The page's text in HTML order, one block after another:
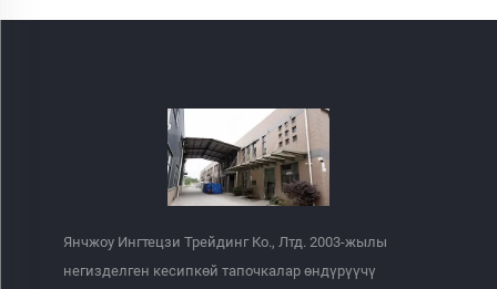
Янчжоу Ингтецзи Трейдинг Ко., Лтд. 2003-жылы
негизделген кесипкөй тапочкалар өндүрүүчү